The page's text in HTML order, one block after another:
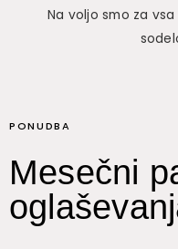
Na voljo smo za
PONUDBA
Mesečni